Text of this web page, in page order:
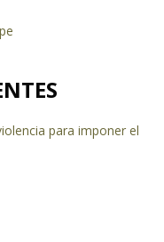
para imponer el